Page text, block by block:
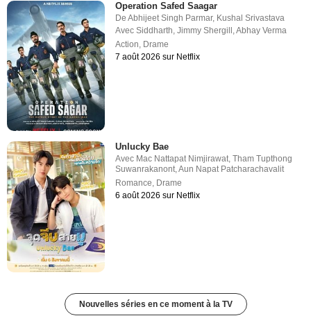
Operation Safed Saagar
DeAbhijeet Singh Parmar, Kushal Srivastava
AvecSiddharth,Jimmy Shergill ,Abhay Verma
Action, Drame
7 août 2026 sur Netflix
Unlucky Bae
Avec Mac Nattapat Nimjirawat,Tham Tupthong
Suwanrakanont,Aun Napat Patcharachavalit
Romance, Drame
6 août 2026 sur Netflix
Nouvelles séries en ce moment à la TV